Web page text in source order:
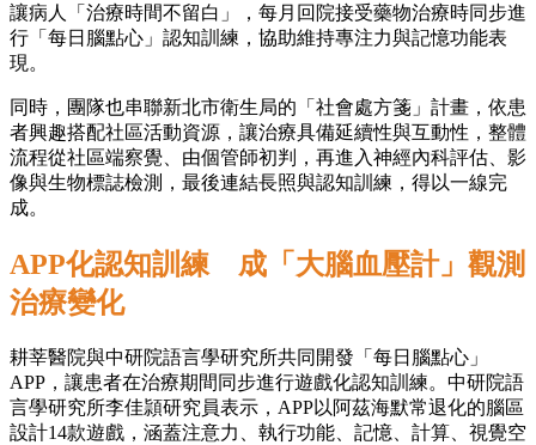
讓病人「治療時間不留白」，每月回院接受藥物治療時同步進
行「每日腦點心」認知訓練，協助維持專注力與記憶功能表
現。
同時，團隊也串聯新北市衛生局的「社會處方箋」計畫，依患
者興趣搭配社區活動資源，讓治療具備延續性與互動性，整體
流程從社區端察覺、由個管師初判，再進入神經內科評估、影
像與生物標誌檢測，最後連結長照與認知訓練，得以一線完
成。
APP化認知訓練 成「大腦血壓計」觀測
治療變化
耕莘醫院與中研院語言學研究所共同開發「每日腦點心」
APP，讓患者在治療期間同步進行遊戲化認知訓練。中研院語
言學研究所李佳頴研究員表示，APP以阿茲海默常退化的腦區
設計14款遊戲，涵蓋注意力、執行功能、記憶、計算、視覺空